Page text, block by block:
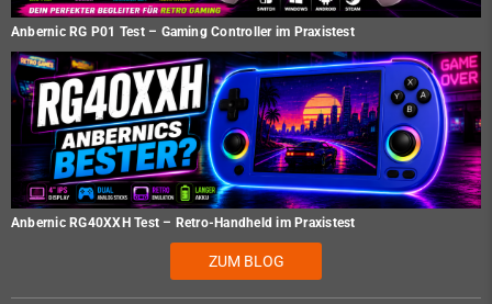
Anbernic RG P01 Test – Gaming Controller im Praxistest
Anbernic RG40XXH Test – Retro-Handheld im Praxistest
ZUM BLOG